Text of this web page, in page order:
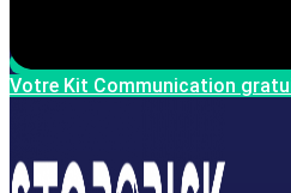
Votre Kit Communication